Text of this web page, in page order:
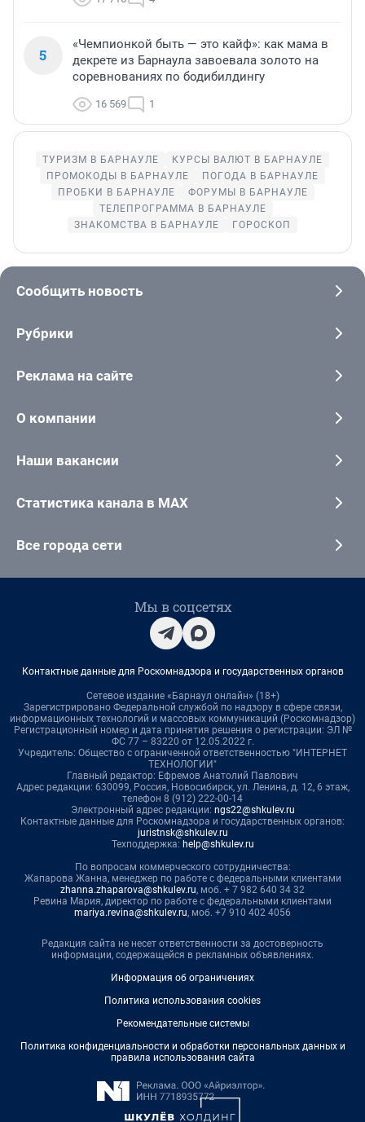
5
«Чемпионкой быть — это кайф»: как мама в
декрете из Барнаула завоевала золото на
соревнованиях по бодибилдингу
16 569 1
ТУРИЗМ В БАРНАУЛЕ
КУРСЫ ВАЛЮТ В БАРНАУЛЕ
ПРОМОКОДЫ В БАРНАУЛЕ
ПОГОДА В БАРНАУЛЕ
ПРОБКИ В БАРНАУЛЕ
ФОРУМЫ В БАРНАУЛЕ
ТЕЛЕПРОГРАММА В БАРНАУЛЕ
ЗНАКОМСТВА В БАРНАУЛЕ
ГОРОСКОП
Сообщить новость
Рубрики
Реклама на сайте
О компании
Наши вакансии
Статистика канала в MAX
Все города сети
Мы в соцсетях
Контактные данные для Роскомнадзора и государственных органов
Сетевое издание «Барнаул онлайн» (18+)
Зарегистрировано Федеральной службой по надзору в сфере связи,
информационных технологий и массовых коммуникаций (Роскомнадзор)
Регистрационный номер и дата принятия решения о регистрации: ЭЛ №
ФС 77 – 83220 от 12.05.2022 г.
Учредитель: Общество с ограниченной ответственностью "ИНТЕРНЕТ
ТЕХНОЛОГИИ"
Главный редактор: Ефремов Анатолий Павлович
Адрес редакции: 630099, Россия, Новосибирск, ул. Ленина, д. 12, 6 этаж,
телефон 8 (912) 222-00-14
Электронный адрес редакции: ngs22@shkulev.ru
Контактные данные для Роскомнадзора и государственных органов:
juristnsk@shkulev.ru
Техподдержка: help@shkulev.ru
По вопросам коммерческого сотрудничества:
Жапарова Жанна, менеджер по работе с федеральными клиентами
zhanna.zhaparova@shkulev.ru, моб. + 7 982 640 34 32
Ревина Мария, директор по работе с федеральными клиентами
mariya.revina@shkulev.ru, моб. +7 910 402 4056
Редакция сайта не несет ответственности за достоверность
информации, содержащейся в рекламных объявлениях.
Информация об ограничениях
Политика использования cookies
Рекомендательные системы
Политика конфиденциальности и обработки персональных данных и
правила использования сайта